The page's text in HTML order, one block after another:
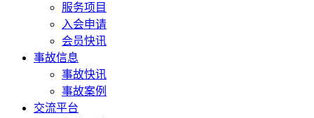
服务项目
入会申请
会员快讯
事故信息
事故快讯
事故案例
交流平台